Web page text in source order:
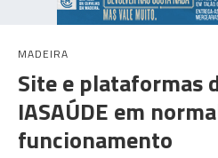
MADEIRA
Site e plataformas
IASAÚDE em
funcionamento